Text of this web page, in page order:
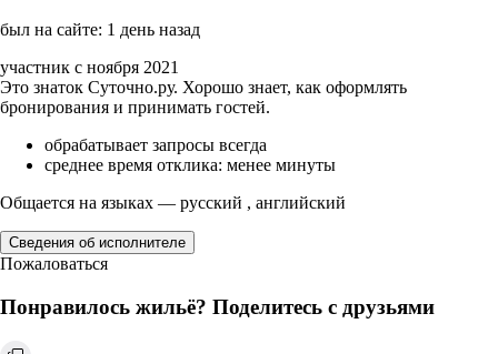
был на сайте: 1 день назад
участник с ноября 2021
Это знаток Суточно.ру. Хорошо знает, как оформлять
бронирования и принимать гостей.
обрабатывает запросы всегда
среднее время отклика: менее минуты
Общается на языках — русский , английский
Сведения об исполнителе
Пожаловаться
Понравилось жильё? Поделитесь с друзьями